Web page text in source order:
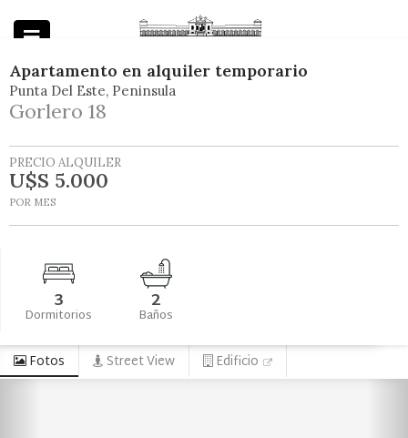
Apartamento en alquiler temporario
Punta Del Este Peninsula
Gorlero 18
PRECIO ALQUILER
U$S 5.000
POR MES
3
Dormitorios 2
Baños
Fotos Street View Edificio